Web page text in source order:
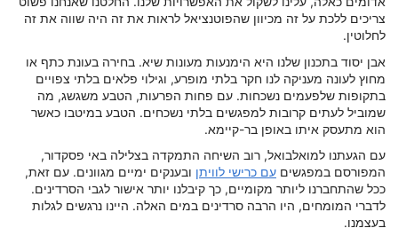
צריכים ללכת על זה מכיוון שהפוטנציאל לראות את זה היה שווה את זה
לחלוטין.
אבן יסוד בתכנון שלנו היא הימנעות מעונות שיא. בחירה בעונת כתף או
מחוץ לעונה מעניקה לנו חקר בלתי מופרע, וגילוי פלאים בלתי צפויים
בתקופות שלפעמים נשכחות. עם פחות הפרעות, הטבע משגשג, מה
שמוביל לעתים קרובות למפגשים בלתי נשכחים. הטבע במיטבו כאשר
הוא מתעסק איתו באופן בר-קיימא.
עם הגעתנו למואלבואל, רוב השיחה התמקדה בצלילה באי פסקדור,
המפורסם במפגשים עם כרישי לוויתן ובענקים ימיים מגוונים. עם זאת,
ככל שהתחברנו ליותר מקומיים, כך קיבלנו יותר אישור לגבי הסרדינים.
לדברי המומחים, היו הרבה סרדינים במים האלה. היינו נרגשים לגלות
בעצמנו.